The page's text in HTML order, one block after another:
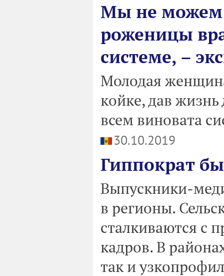
Мы не можем
роженицы
системе, –
Молодая
койке, дав
всем виновата
30.10.2019
Гиппократ
Выпускники-
в регионы.
сталкиваются с
кадров. В
так и